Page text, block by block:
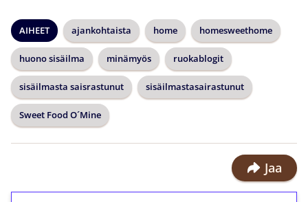
AIHEET ajankohtaista home homesweethome
huono sisäilma minämyös ruokablogit
sisäilmasta saisrastunut sisäilmastasairastunut
Sweet Food O´Mine
Jaa